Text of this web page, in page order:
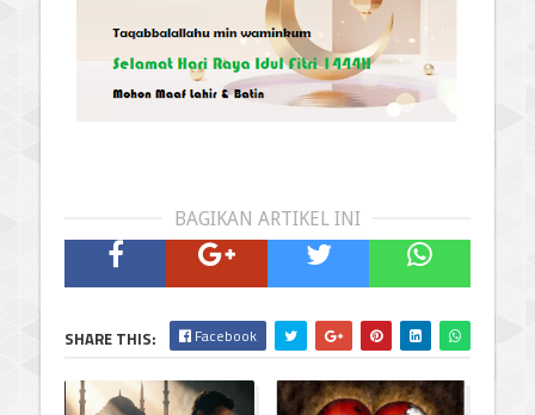
BAGIKAN ARTIKEL INI
SHARE THIS: Facebook